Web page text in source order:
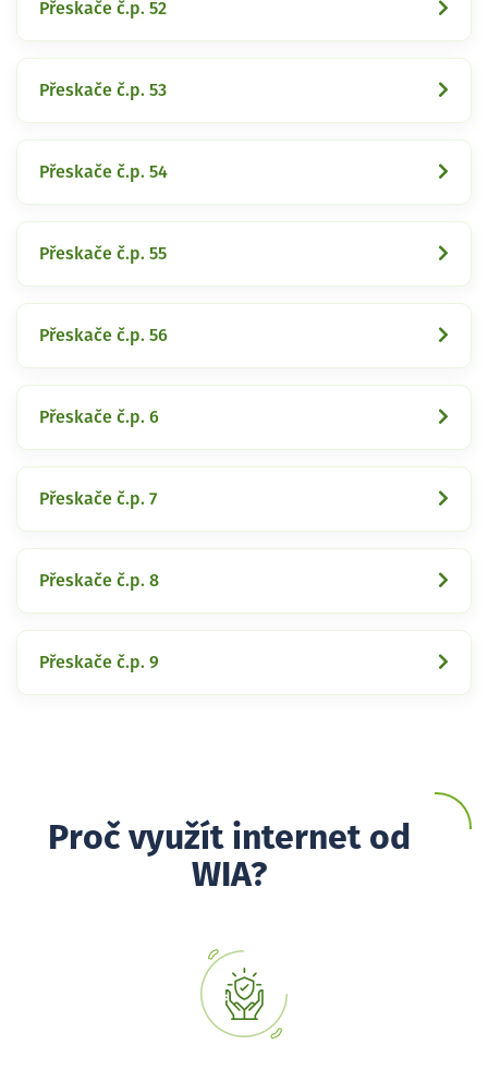
Přeskače č.p. 52
Přeskače č.p. 53
Přeskače č.p. 54
Přeskače č.p. 55
Přeskače č.p. 56
Přeskače č.p. 6
Přeskače č.p. 7
Přeskače č.p. 8
Přeskače č.p. 9
Proč využít internet od
WIA?